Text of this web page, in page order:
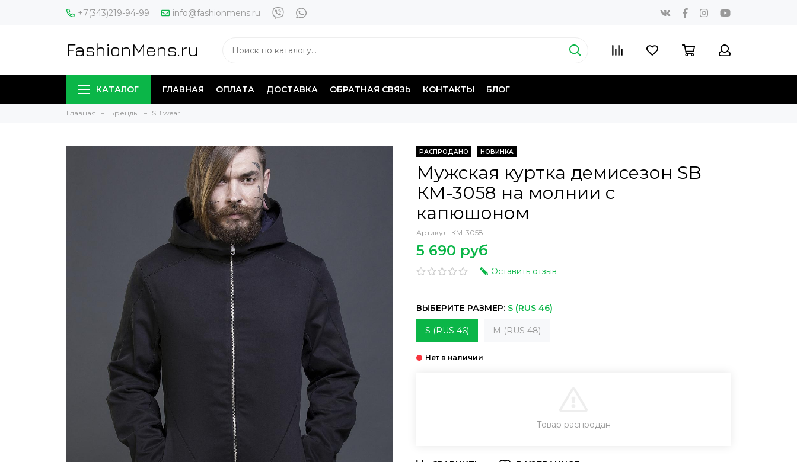
+7(343)219-94-99 info@fashionmens.ru
FashionMens.ru
КАТАЛОГ ГЛАВНАЯ ОПЛАТА ДОСТАВКА ОБРАТНАЯ СВЯЗЬ КОНТАКТЫ БЛОГ
Главная Бренды SB wear
РАСПРОДАНО НОВИНКА
Мужская куртка демисезон SB
КМ-3058 на молнии с
капюшоном
Артикул: КМ-3058
5 690 руб
Оставить отзыв
ВЫБЕРИТЕ РАЗМЕР: S (RUS 46)
S (RUS 46) M (RUS 48)
ЗАКАЗ В ОДИН КЛИК
Товар распродан